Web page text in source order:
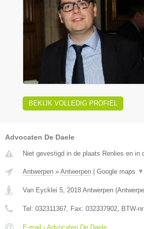
BEKIJK VOLLEDIG PROFIEL
Advocaten De Daele
Niet gevestigd in de plaats Renlies en in
Antwerpen » Antwerpen Google maps ▼
Van Eycklei 5, 2018 Antwerpen (
Tel: 032311367, Fax: 032337902, BTW-
E-mail › Advocaten De Daele